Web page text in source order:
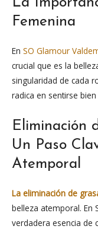
Femenina
En SO Glamour
crucial que es la
singularidad de cada
radica en sentirse
Eliminación
Un Paso
Atemporal
La eliminación de
belleza atemporal. En
verdadera esencia de